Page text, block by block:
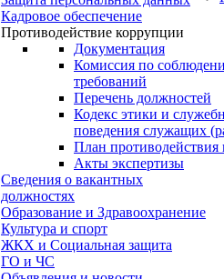
Кадровое обеспечение
Противодействие коррупции
Документация
Комиссия по
требований
Перечень должностей
Кодекс этики и
поведения служащих
План противодействия
Акты экспертизы
Сведения о вакантных
должностях
Образование и Здравоохранение
Культура и спорт
ЖКХ и Социальная защита
ГО и ЧС